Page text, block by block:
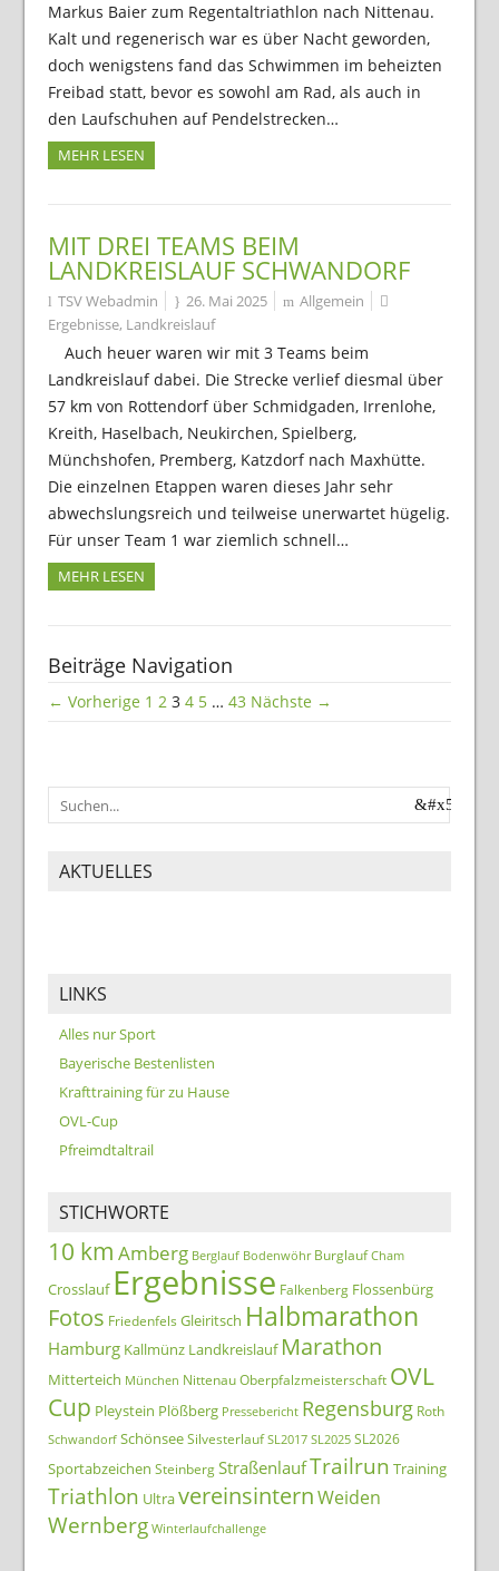
Markus Baier zum Regentaltriathlon nach Nittenau.
Kalt und regenerisch war es über Nacht geworden,
doch wenigstens fand das Schwimmen im beheizten
Freibad statt, bevor es sowohl am Rad, als auch in
den Laufschuhen auf Pendelstrecken…
MEHR LESEN
MIT DREI TEAMS BEIM
LANDKREISLAUF SCHWANDORF
TSV Webadmin 26. Mai 2025
Allgemein
Ergebnisse, Landkreislauf
Auch heuer waren wir mit 3 Teams beim
Landkreislauf dabei. Die Strecke verlief diesmal über
57 km von Rottendorf über Schmidgaden, Irrenlohe,
Kreith, Haselbach, Neukirchen, Spielberg,
Münchshofen, Premberg, Katzdorf nach Maxhütte.
Die einzelnen Etappen waren dieses Jahr sehr
abwechslungsreich und teilweise unerwartet hügelig.
Für unser Team 1 war ziemlich schnell…
MEHR LESEN
Beiträge Navigation
← Vorherige 1 2 3 4 5 … 43 Nächste →
AKTUELLES
LINKS
Alles nur Sport
Bayerische Bestenlisten
Krafttraining für zu Hause
OVL-Cup
Pfreimdtaltrail
STICHWORTE
10 km Amberg Berglauf Bodenwöhr Burglauf Cham
Crosslauf Ergebnisse Falkenberg Flossenbürg
Fotos Friedenfels Gleiritsch Halbmarathon
Hamburg Kallmünz Landkreislauf Marathon
Mitterteich München Nittenau Oberpfalzmeisterschaft OVL
Cup Pleystein Plößberg Pressebericht Regensburg Roth
Schwandorf Schönsee Silvesterlauf SL2017 SL2025 SL2026
Sportabzeichen Steinberg StraßenlaufTrailrun Training
Triathlon UltravereinsinternWeiden
Wernberg Winterlaufchallenge